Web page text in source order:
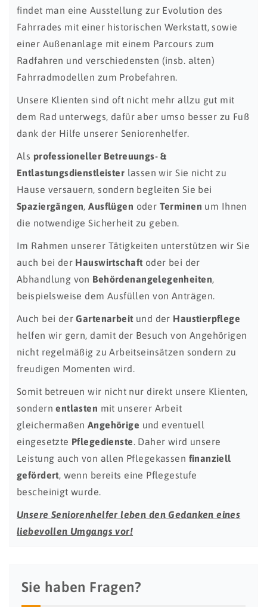
findet man eine Ausstellung zur Evolution des
Fahrrades mit einer historischen Werkstatt, sowie
einer Außenanlage mit einem Parcours zum
Radfahren und verschiedensten (insb. alten)
Fahrradmodellen zum Probefahren.
Unsere Klienten sind oft nicht mehr allzu gut mit
dem Rad unterwegs, dafür aber umso besser zu Fuß
dank der Hilfe unserer Seniorenhelfer.
Als professioneller Betreuungs- &
Entlastungsdienstleister lassen wir Sie nicht zu
Hause versauern, sondern begleiten Sie bei
Spaziergängen,Ausflügen oder Terminen um Ihnen
die notwendige Sicherheit zu geben.
Im Rahmen unserer Tätigkeiten unterstützen wir Sie
auch bei der Hauswirtschaftoder bei der
Abhandlung von Behördenangelegenheiten,
beispielsweise dem Ausfüllen von Anträgen.
Auch bei derGartenarbeitund der Haustierpflege
helfen wir gern, damit der Besuch von Angehörigen
nicht regelmäßig zu Arbeitseinsätzen sondern zu
freudigen Momenten wird.
Somit betreuen wir nicht nur direkt unsere Klienten,
sondernentlasten mit unserer Arbeit
gleichermaßen Angehörige und eventuell
eingesetzte Pflegedienste. Daher wird unsere
Leistung auch von allen Pflegekassen finanziell
gefördert, wenn bereits eine Pflegestufe
bescheinigt wurde.
Unsere Seniorenhelfer leben den Gedanken eines
liebevollen Umgangs vor!
Sie haben Fragen?